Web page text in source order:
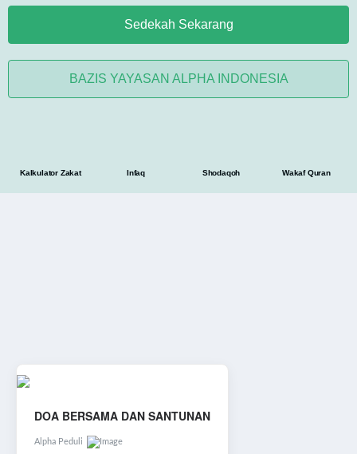
Sedekah Sekarang
BAZIS YAYASAN ALPHA INDONESIA
Kalkulator Zakat Infaq Shodaqoh Wakaf Quran
DOA BERSAMA DAN SANTUNAN
Alpha Peduli